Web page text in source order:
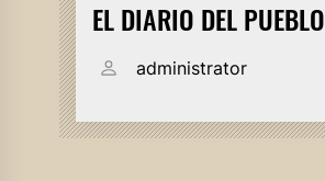
EL DIARIO DEL PUEBLO
administrator